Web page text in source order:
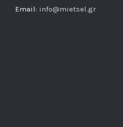
Email: info@mietsel.gr